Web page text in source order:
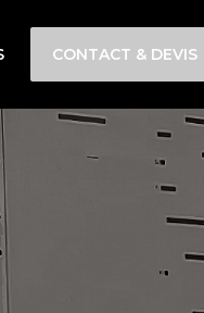
CONTACT & DEVIS